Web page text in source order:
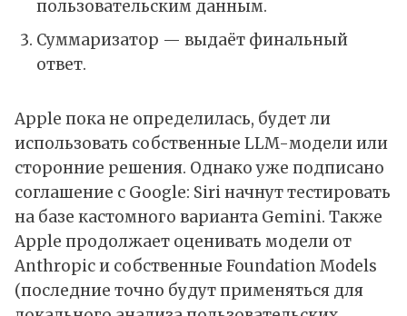
пользовательским данным.
Суммаризатор — выдаёт финальный
ответ.
Apple пока не определилась, будет ли
использовать собственные LLM-модели или
сторонние решения. Однако уже подписано
соглашение с Google: Siri начнут тестировать
на базе кастомного варианта Gemini. Также
Apple продолжает оценивать модели от
Anthropicи собственные Foundation Models
(последние точно будут применяться для